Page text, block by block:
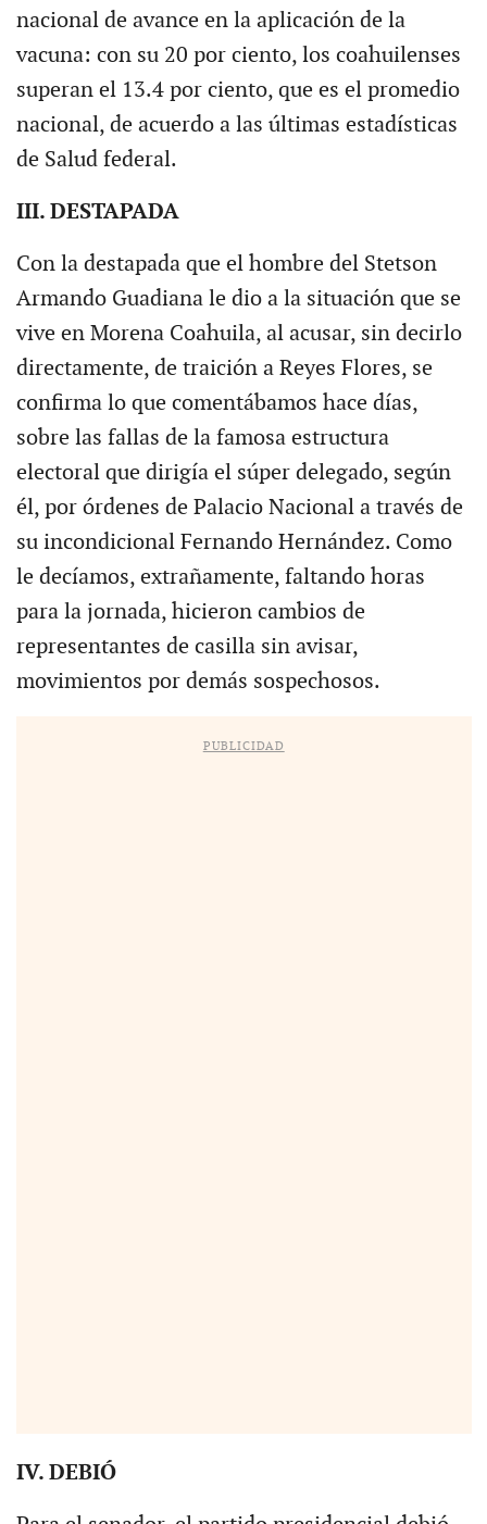
nacional de avance en la aplicación de la
vacuna: con su 20 por ciento, los coahuilenses
superan el 13.4 por ciento, que es el promedio
nacional, de acuerdo a las últimas estadísticas
de Salud federal.
III. DESTAPADA
Con la destapada que el hombre del Stetson
Armando Guadiana le dio a la situación que se
vive en Morena Coahuila, al acusar, sin decirlo
directamente, de traición a Reyes Flores, se
confirma lo que comentábamos hace días,
sobre las fallas de la famosa estructura
electoral que dirigía el súper delegado, según
él, por órdenes de Palacio Nacional a través de
su incondicional Fernando Hernández. Como
le decíamos, extrañamente, faltando horas
para la jornada, hicieron cambios de
representantes de casilla sin avisar,
movimientos por demás sospechosos.
PUBLICIDAD
IV. DEBIÓ